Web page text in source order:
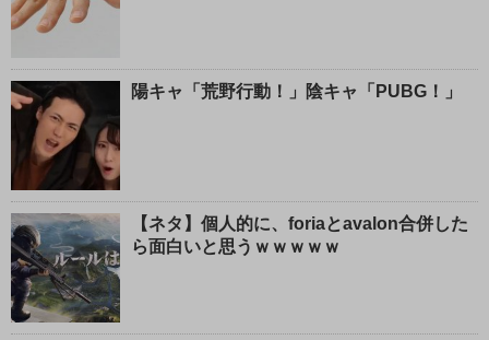
陽キャ「荒野行動！」陰キャ「PUBG！」
【ネタ】個人的に、foriaとavalon合併した
ら面白いと思うｗｗｗｗｗ